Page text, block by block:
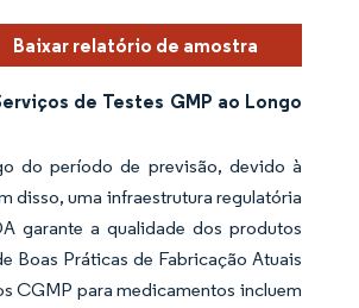
Baixar relatório de amostra
de Testes GMP ao Longo
do período de previsão, devido à
disso, uma infraestrutura regulatória
garante a qualidade dos produtos
Boas Práticas de Fabricação Atuais
CGMP para medicamentos incluem